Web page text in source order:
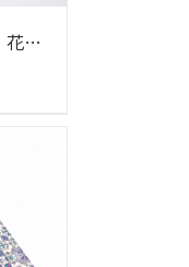
着せ替え時計ベルト 花菱柄(ベルトのみ)